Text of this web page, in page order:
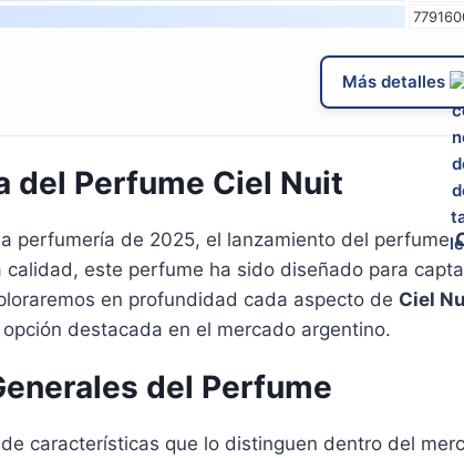
Más detalles
del Perfume Ciel Nuit
perfumería de 2025, el lanzamiento del perfume
calidad, este perfume ha sido diseñado para
en profundidad cada aspecto de Ciel
destacada en el mercado argentino.
del Perfume
características que lo distinguen dentro del